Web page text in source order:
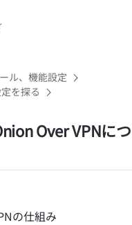
ップ
ル、機能設定
を探る
Over VPNに
の仕組み